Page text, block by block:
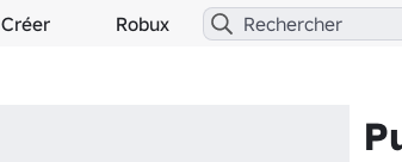
Créer Robux